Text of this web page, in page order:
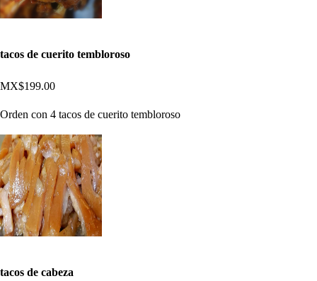
tacos de cuerito tembloroso
MX$199.00
Orden con 4 tacos de cuerito tembloroso
tacos de cabeza